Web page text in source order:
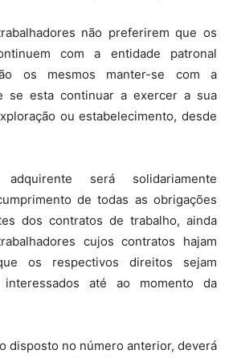
não preferirem que os
com a entidade patronal
os mesmos manter-se com a
se esta continuar a exercer a sua
ou estabelecimento, desde
será solidariamente
de todas as obrigações
dos contratos de trabalho, ainda
cujos contratos hajam
os respectivos direitos sejam
interessados até ao momento da
disposto no número anterior, deverá